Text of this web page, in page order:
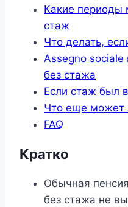
Какие периоды
стаж
Что делать,
Assegno
без стажа
Если стаж был
Что еще может
FAQ
Кратко
Обычная
без стажа не